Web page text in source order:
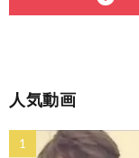
人気動画